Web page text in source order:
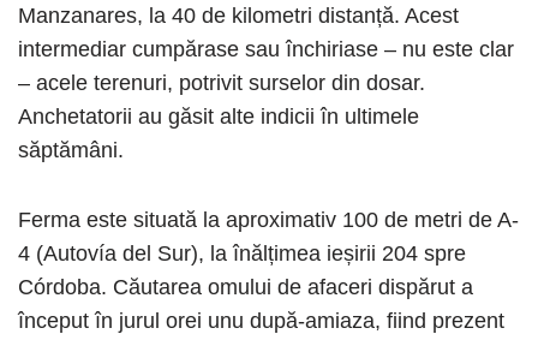
Manzanares, la 40 de kilometri distanță. Acest
intermediar cumpărase sau închiriase – nu este clar
– acele terenuri, potrivit surselor din dosar.
Anchetatorii au găsit alte indicii în ultimele
săptămâni.
Ferma este situată la aproximativ 100 de metri de A-
4 (Autovía del Sur), la înălțimea ieșirii 204 spre
Córdoba. Căutarea omului de afaceri dispărut a
început în jurul orei unu după-amiaza, fiind prezent